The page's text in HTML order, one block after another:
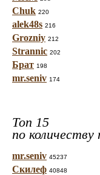
Chuk 220
alek48s 216
Grozniy 212
Strannic 202
Брат 198
mr.seniv 174
Топ 15
по количеству
mr.seniv 45237
Скилеф 40848